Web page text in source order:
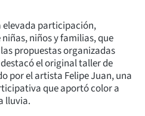
elevada participación,
niños y familias, que
propuestas organizadas
el original taller de
por el artista Felipe Juan, una
que aportó color a
lluvia.